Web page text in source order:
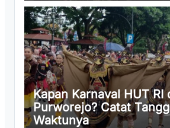
Kapan Karnaval HUT RI
Purworejo? Catat
Waktunya